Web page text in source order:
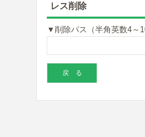
レス削除
▼削除パス（半角英数4～